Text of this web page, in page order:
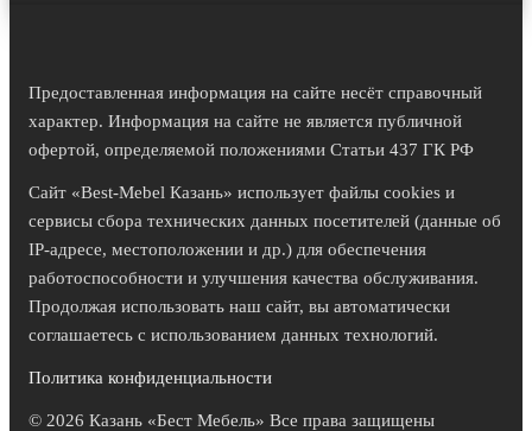
Предоставленная информация на сайте несёт справочный
характер. Информация на сайте не является публичной
офертой, определяемой положениями Статьи 437 ГК РФ
Сайт «Best-Mebel Казань» использует файлы cookies и
сервисы сбора технических данных посетителей (данные об
IP-адресе, местоположении и др.) для обеспечения
работоспособности и улучшения качества обслуживания.
Продолжая использовать наш сайт, вы автоматически
соглашаетесь с использованием данных технологий.
Политика конфиденциальности
© 2026 Казань «Бест Мебель» Все права защищены